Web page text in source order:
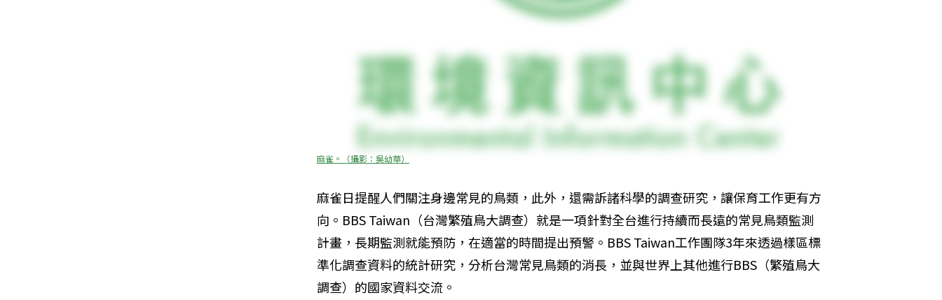
麻雀。（攝影：吳幼華）
麻雀日提醒人們關注身邊常見的鳥類，此外，還需訴諸科學的調查研究，讓保育工作更有方
向。BBS Taiwan（台灣繁殖鳥大調查）就是一項針對全台進行持續而長遠的常見鳥類監測
計畫，長期監測就能預防，在適當的時間提出預警。BBS Taiwan工作團隊3年來透過樣區標
準化調查資料的統計研究，分析台灣常見鳥類的消長，並與世界上其他進行BBS（繁殖鳥大
調查）的國家資料交流。